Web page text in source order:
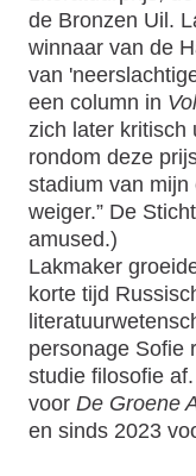
de Bronzen Uil.
winnaar van de
van
een column in
zich later kritisch
rondom deze
stadium van
weiger.” De
amused.)
Lakmaker
korte tijd
personage Sofie
studie filosofie
voor De Groene
en sinds 2023